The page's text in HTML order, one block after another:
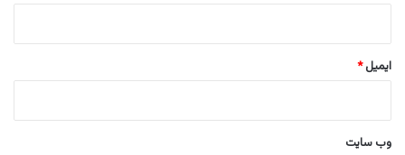
ایمیل*
وب‌ سایت